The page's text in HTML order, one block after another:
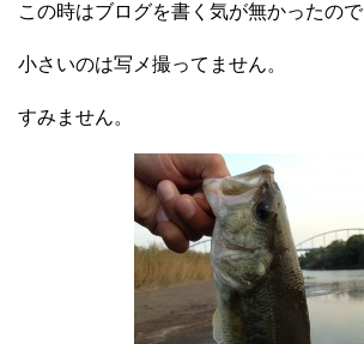
この時はブログを書く気が無かったので
小さいのは写メ撮ってません。
すみません。